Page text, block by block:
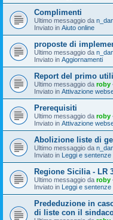
Complimenti
Ultimo messaggio da
Inviato in Aiuto online
proposte di
Ultimo messaggio da
Inviato in Aggiornamenti
Report del primo
Ultimo messaggio da roby
Inviato in Attivazione
Prerequisiti
Ultimo messaggio da roby
Inviato in Attivazione
Abolizione liste di
Ultimo messaggio da
Inviato in Leggi e sentenze
Regione Sicilia - LR
Ultimo messaggio da roby
Inviato in Leggi e sentenze
Prededuzione in
di liste con il